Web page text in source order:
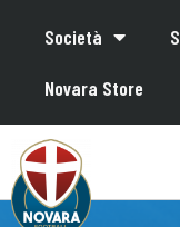
Società
Novara Store